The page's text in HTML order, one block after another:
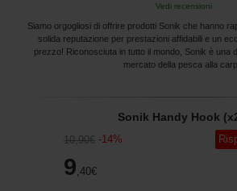
Vedi recensioni
Siamo orgogliosi di offrire prodotti Sonik che hanno
solida reputazione per prestazioni affidabili e un
prezzo! Riconosciuta in tutto il mondo, Sonik è una
mercato della pesca alla
Sonik Handy Hook
10,90€ -14%
9 ,40€